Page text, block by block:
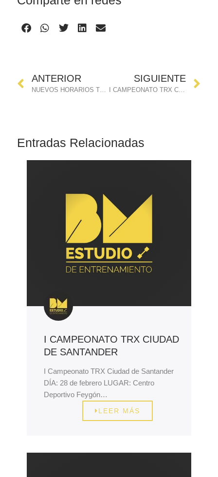
ANTERIOR SIGUIENTE
I CAMPEONATO TRX CIUDAD DE SANTANDER
Entradas Relacionadas
I CAMPEONATO TRX CIUDAD
DE SANTANDER
I Campeonato TRX Ciudad de Santander
DÍA: 28 de febrero LUGAR: Centro
Deportivo Feygón…
LEER MÁS